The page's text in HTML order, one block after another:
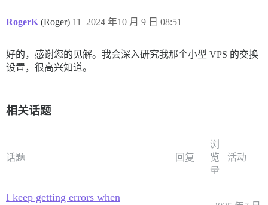
RogerK (Roger) 2024 年10 月 9 日 08:51
11
好的，感谢您的见解。我会深入研究我那个小型 VPS 的交换
设置，很高兴知道。
相关话题
话题 回复
浏
览
量
活动
I keep getting errors when